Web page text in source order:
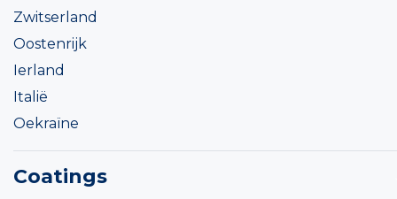
Zwitserland
Oostenrijk
Ierland
Italië
Oekraïne
Coatings